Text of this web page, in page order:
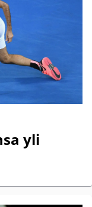
yli